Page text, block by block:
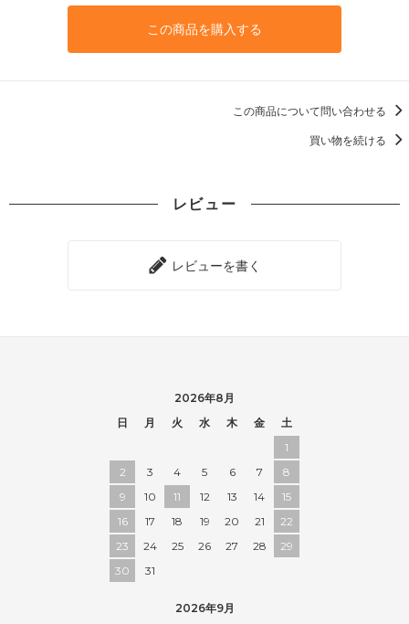
この商品を購入する
この商品について問い合わせる
買い物を続ける
レビュー
レビューを書く
2026年8月
日
月 火 水 木 金
土
1
2
3 4 5 6 7
8
9
10 11 12 13 14
15
16
17 18 19 20 21
22
23
24 25 26 27 28
29
30
31
2026年9月